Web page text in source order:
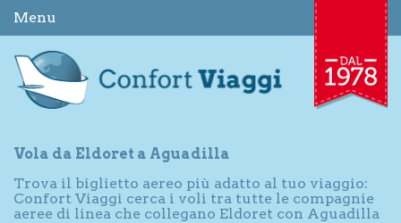
Menu
Vola da Eldoret a Aguadilla
Trova il biglietto aereo più adatto al tuo viaggio:
Confort Viaggi cerca i voli tra tutte le compagnie
aeree di linea che collegano Eldoret con Aguadilla